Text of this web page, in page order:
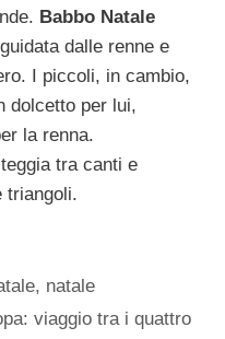
Babbo Natale
dalle renne e
I piccoli, in cambio,
dolcetto per lui,
la renna.
tra canti e
triangoli.
, natale
viaggio tra i quattro